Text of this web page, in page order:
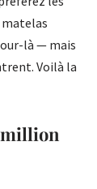
matelas
là — mais
Voilà la
million